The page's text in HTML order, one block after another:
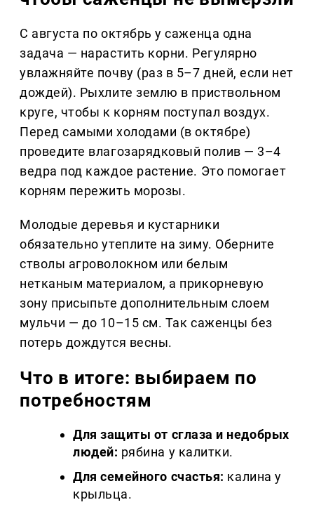
С августа по октябрь у саженца одна
задача — нарастить корни. Регулярно
увлажняйте почву (раз в 5–7 дней, если нет
дождей). Рыхлите землю в приствольном
круге, чтобы к корням поступал воздух.
Перед самыми холодами (в октябре)
проведите влагозарядковый полив — 3–4
ведра под каждое растение. Это помогает
корням пережить морозы.
Молодые деревья и кустарники
обязательно утеплите на зиму. Оберните
стволы агроволокном или белым
нетканым материалом, а прикорневую
зону присыпьте дополнительным слоем
мульчи — до 10–15 см. Так саженцы без
потерь дождутся весны.
Что в итоге: выбираем по
потребностям
Для защиты от сглаза и недобрых
людей: рябина у калитки.
Для семейного счастья: калина у
крыльца.